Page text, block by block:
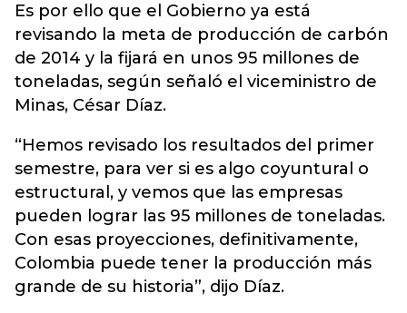
Es por ello que el Gobierno ya está
revisando la meta de producción de carbón
de 2014 y la fijará en unos 95 millones de
toneladas, según señaló el viceministro de
Minas, César Díaz.
“Hemos revisado los resultados del primer
semestre, para ver si es algo coyuntural o
estructural, y vemos que las empresas
pueden lograr las 95 millones de toneladas.
Con esas proyecciones, definitivamente,
Colombia puede tener la producción más
grande de su historia”, dijo Díaz.